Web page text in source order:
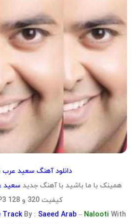
دانلود آهنگ سعید عرب
همینک با ما باشید با آهنگ جدیدسعید
کیفیت 320 و 128 MP3
Track By : Saeed Arab – Nalooti With